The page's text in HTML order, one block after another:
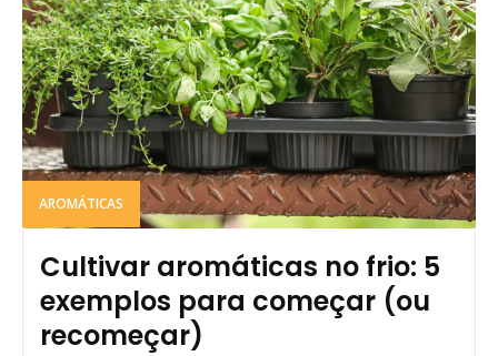
AROMÁTICAS
Cultivar aromáticas no frio: 5
exemplos para começar (ou
recomeçar)